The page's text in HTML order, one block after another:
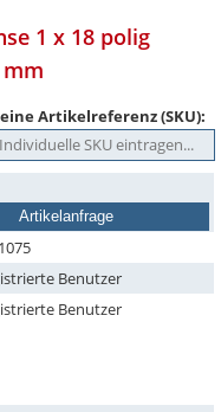
1 x 18 polig
Artikelreferenz (SKU):
Artikelanfrage
Benutzer
Benutzer